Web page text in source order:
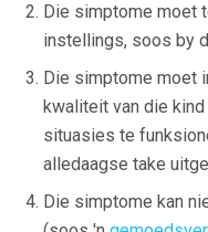
Die simptome moet
instellings, soos by
Die simptome moet
kwaliteit van die
situasies te
alledaagse take
Die simptome kan